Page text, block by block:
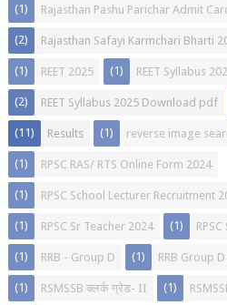
Rajasthan Pashu Parichar Admit
(1)
Rajasthan Safayi Karmchari Bharti
(2)
REET 2025
(1) REET Syllabus
(1)
REET Syllabus 2025 Download pdf
(2)
Results
(11) reverse image
(1)
RPSC RAS/ RTS Online Form 2024
(1)
RPSC School Lecturer Recruitment
(1)
RPSC Sr Teacher 2024
(1) (1)
RRB - Group D
(1) RRB Group
(1)
RSMSSB क्लर्क ग्रेड- II
(1) (1)